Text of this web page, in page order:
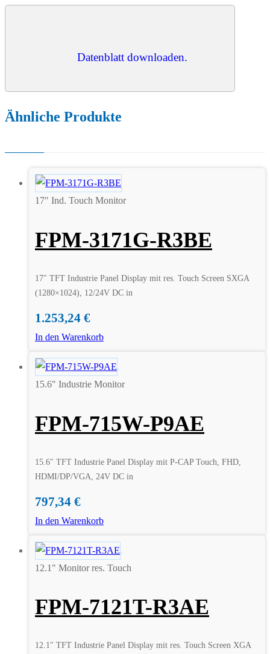
Datenblatt downloaden.
Ähnliche Produkte
17" Ind. Touch Monitor
FPM-3171G-R3BE
17″ TFT Industrie Panel Display mit res. Touch Screen SXGA
(1280×1024), 12/24V DC in
1.253,24 €
In den Warenkorb
15.6" Industrie Monitor
FPM-715W-P9AE
15.6″ TFT Industrie Panel Display mit P-CAP Touch, FHD,
HDMI/DP/VGA, 24V DC in
797,34 €
In den Warenkorb
12.1" Monitor res. Touch
FPM-7121T-R3AE
12.1″ TFT Industrie Panel Display mit res. Touch Screen XGA